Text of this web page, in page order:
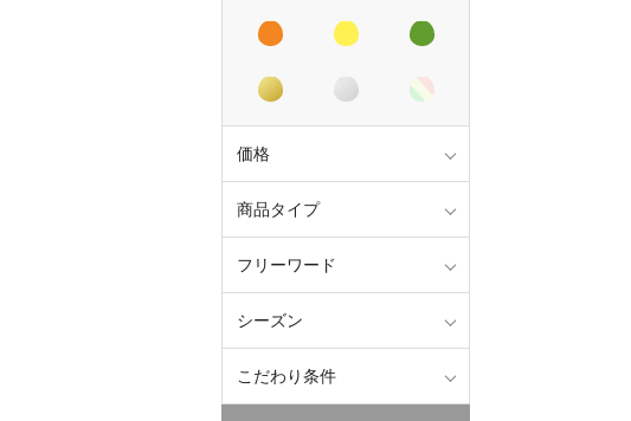
価格
商品タイプ
フリーワード
シーズン
こだわり条件